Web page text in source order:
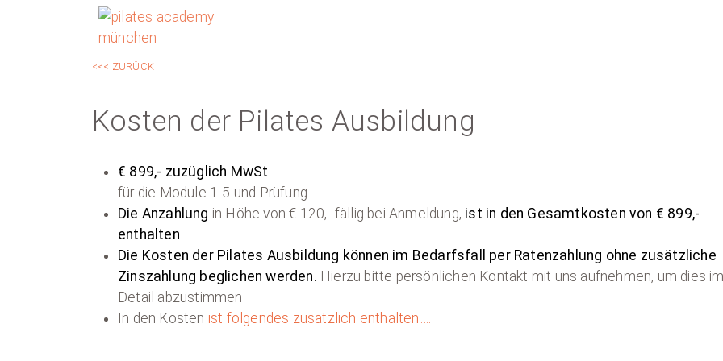
<<< ZURÜCK
Kosten der Pilates Ausbildung
€ 899,- zuzüglich MwSt
für die Module 1-5 und Prüfung
Die Anzahlung in Höhe von € 120,- fällig bei Anmeldung, ist in den Gesamtkosten von € 899,-
enthalten
Die Kosten der Pilates Ausbildung können im Bedarfsfall per Ratenzahlung ohne zusätzliche
Zinszahlung beglichen werden. Hierzu bitte persönlichen Kontakt mit uns aufnehmen, um dies im
Detail abzustimmen
In den Kosten ist folgendes zusätzlich enthalten ….